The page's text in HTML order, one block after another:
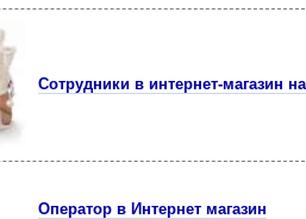
Сотрудники в интернет-магазин
Оператор в Интернет магазин